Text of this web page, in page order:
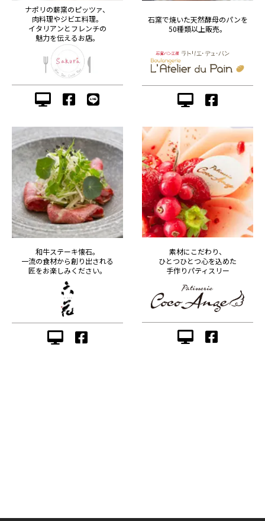
ナポリの薪窯のピッツァ、
肉料理やジビエ料理。
イタリアンとフレンチの
魅力を伝えるお店。
石窯で焼いた天然酵母のパンを
50種類以上販売。
和牛ステーキ懐石。
一流の食材から創り出される
匠をお楽しみください。
素材にこだわり、
ひとつひとつ心を込めた
手作りパティスリー